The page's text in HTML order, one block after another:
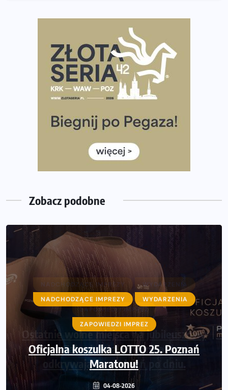
Ile razy w tygodniu biegać? 3 treningi wystarczą? Jak
często biegać, żeby robić postępy
Już w ten weekend! Przed nami Nocny Portowy Maraton
i Półmaraton Szczeciński. Wszystko, co warto wiedzieć
European Marathon Classics – jak zweryfikować swój
listach startowych są jeszcze wolne miejsca
Jaki smartwatch dla biegaczy, którzy chcą też przy
okazji trenować pod HYROX?
Jak zaplanować domowe cardio bez przepełniania
Zobacz podobne
NADCHODZĄCE IMPREZY WYDARZENIA
ZAPOWIEDZI IMPREZ
Oficjalna koszulka LOTTO 25. Poznań
Maratonu!
04-08-2026
NADCHODZĄCE IMPREZY WYDARZENIA
ZAPOWIEDZI IMPREZ
Ostatnie wolne miejsca na jubileuszowy
Bieg Fabrykanta. Organizatorzy
odkrywają trasę dzień po dniu.
31-07-2026